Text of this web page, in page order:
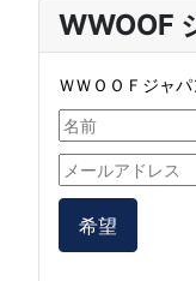
WWOOF
ＷＷＯＯＦジャ
希望